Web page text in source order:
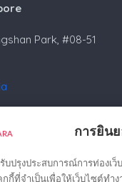
การยิน
รับปรุงประสบการณ์การท่องเ
กกี้ที่จำเป็นเพื่อให้เว็บไซต์ทำ
Park, #08-51